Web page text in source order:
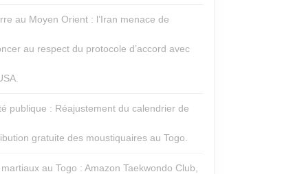
au Moyen Orient : l’Iran menace de
au respect du protocole d’accord avec
publique : Réajustement du calendrier de
gratuite des moustiquaires au Togo.
au Togo : Amazon Taekwondo Club,